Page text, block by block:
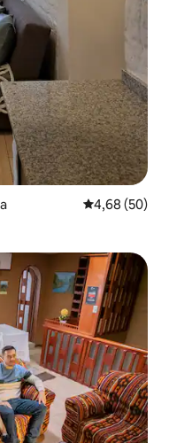
Évaluation
4,68 (50)